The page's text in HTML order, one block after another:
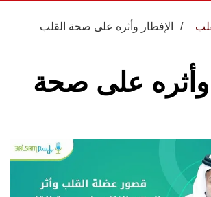
الإفطار وأثره على صحة القلب
وأثره على صحة